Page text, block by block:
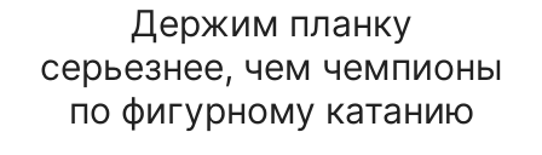
Держим планку
серьезнее, чем чемпионы
по фигурному катанию